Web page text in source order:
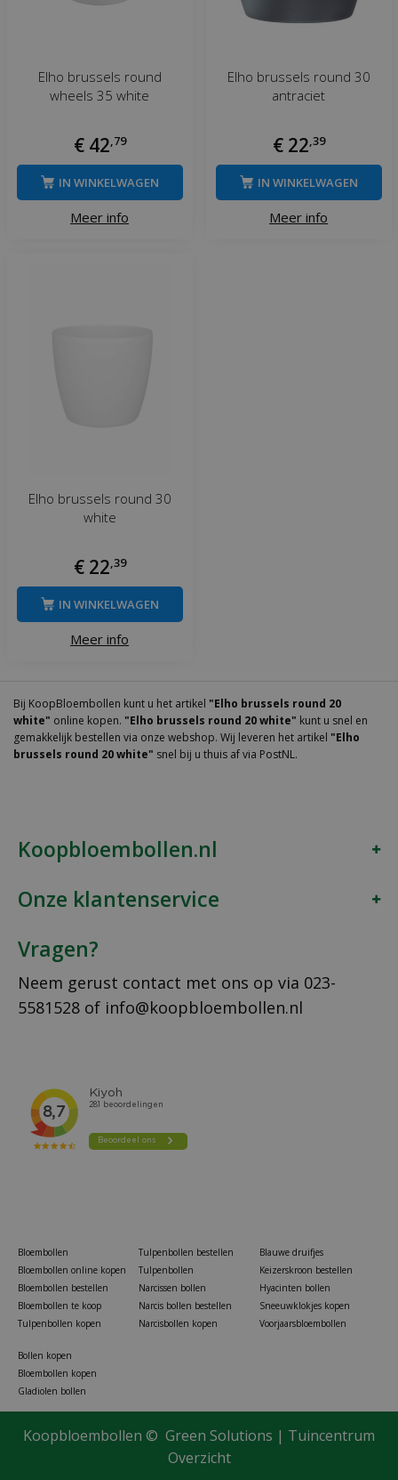
Elho brussels round 20 white
Elho brussels round
wheels 35 white
€ 42,79
Meer info
IN WINKELWAGEN
Elho brussels round 30
antraciet
€ 22,39
Meer info
IN WINKELWAGEN
Elho brussels round 30
white
€ 22,39
Meer info
IN WINKELWAGEN
Bij KoopBloembollen kunt u het artikel "Elho brussels round 20
white" online kopen. "Elho brussels round 20 white" kunt u snel en
gemakkelijk bestellen via onze webshop. Wij leveren het artikel "Elho
brussels round 20 white" snel bij u thuis af via PostNL.
Koopbloembollen.nl
Onze klantenservice
Vragen?
Neem gerust contact met ons op via 023-
5581528 of info@koopbloembollen.nl
Bloembollen
Bloembollen online kopen
Bloembollen bestellen
Bloembollen te koop
Tulpenbollen kopen
Tulpenbollen bestellen
Tulpenbollen
Narcissen bollen
Narcis bollen bestellen
Narcisbollen kopen
Blauwe druifjes
Keizerskroon bestellen
Hyacinten bollen
Sneeuwklokjes kopen
Voorjaarsbloembollen
Bollen kopen
Bloembollen kopen
Gladiolen bollen
Koopbloembollen © Green Solutions | Tuincentrum
Overzicht